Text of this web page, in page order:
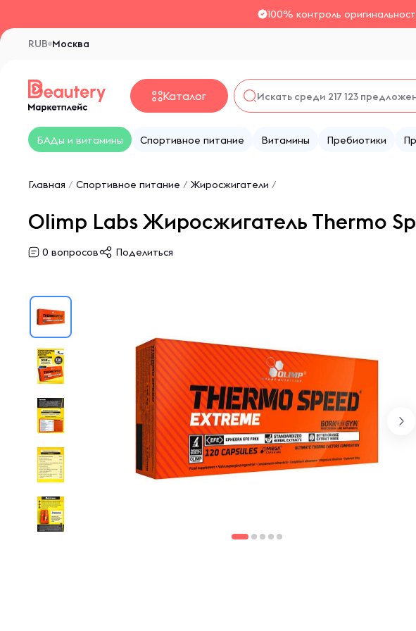
100% контроль
Москва
RUB
Каталог
БАДы и витамины Спортивное питание Витамины Пребиотики
Главная / Спортивное питание / Жиросжигатели /
Olimp Labs Жиросжигатель Thermo
0 вопросов Поделиться